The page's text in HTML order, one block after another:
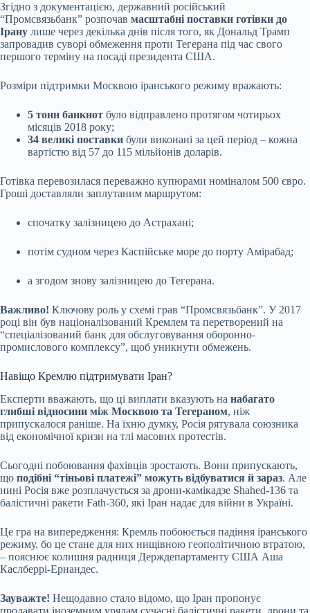
Згідно з документацією, державний російський
“Промсвязьбанк” розпочав масштабні поставки готівки до
Ірану лише через декілька днів після того, як Дональд Трамп
запровадив суворі обмеження проти Тегерана під час свого
першого терміну на посаді президента США.
Розміри підтримки Москвою іранського режиму вражають:
5 тонн банкнот було відправлено протягом чотирьох
місяців 2018 року;
34 великі поставки були виконані за цей період – кожна
вартістю від 57 до 115 мільйонів доларів.
Готівка перевозилася переважно купюрами номіналом 500 євро.
Гроші доставляли заплутаним маршрутом:
спочатку залізницею до Астрахані;
потім судном через Каспійське море до порту Амірабад;
а згодом знову залізницею до Тегерана.
Важливо! Ключову роль у схемі грав “Промсвязьбанк”. У 2017
році він був націоналізований Кремлем та перетворений на
“спеціалізований банк для обслуговування оборонно-
промислового комплексу”, щоб уникнути обмежень.
Навіщо Кремлю підтримувати Іран?
Експерти вважають, що ці виплати вказують на набагато
глибші відносини між Москвою та Тегераном, ніж
припускалося раніше. На їхню думку, Росія рятувала союзника
від економічної кризи на тлі масових протестів.
Сьогодні побоювання фахівців зростають. Вони припускають,
що подібні “тіньові платежі” можуть відбуватися й зараз. Але
нині Росія вже розплачується за дрони-камікадзе Shahed-136 та
балістичні ракети Fath-360, які Іран надає для війни в Україні.
Це гра на випередження: Кремль побоюється падіння іранського
режиму, бо це стане для них нищівною геополітичною втратою,
– пояснює колишня радниця Держдепартаменту США Аша
Каслберрі-Ернандес.
Зауважте! Нещодавно стало відомо, що Іран пропонує
продавати іноземним урядам сучасні балістичні ракети, дрони та